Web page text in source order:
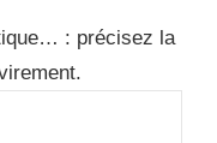
: précisez la